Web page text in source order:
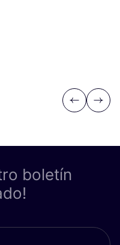
Previous
Next
boletín